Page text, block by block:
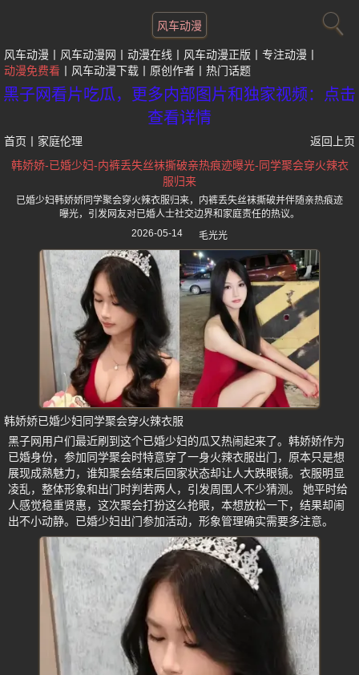
风车动漫
风车动漫 风车动漫网 动漫在线 风车动漫正版
专注动漫
动漫免费看
风车动漫下载 原创作者 热门话题
黑子网看片吃瓜，更多内部图片和独家视频：点击
查看详情
首页 家庭伦理
返回上页
韩娇娇-已婚少妇-内裤丢失丝袜撕破亲热痕迹曝光-同学聚会穿火辣衣
服归来
已婚少妇韩娇娇同学聚会穿火辣衣服归来，内裤丢失丝袜撕破并伴随亲热痕迹
曝光，引发网友对已婚人士社交边界和家庭责任的热议。
2026-05-14
毛光光
韩娇娇已婚少妇同学聚会穿火辣衣服
黑子网用户们最近刷到这个已婚少妇的瓜又热闹起来了。韩娇娇作为
已婚身份，参加同学聚会时特意穿了一身火辣衣服出门，原本只是想
展现成熟魅力，谁知聚会结束后回家状态却让人大跌眼镜。衣服明显
凌乱，整体形象和出门时判若两人，引发周围人不少猜测。 她平时给
人感觉稳重贤惠，这次聚会打扮这么抢眼，本想放松一下，结果却闹
出不小动静。已婚少妇出门参加活动，形象管理确实需要多注意。